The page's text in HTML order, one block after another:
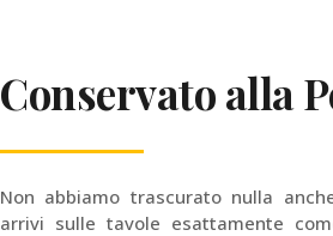
Conservato alla
Non abbiamo trascurato nulla
arrivi sulle tavole esattamente